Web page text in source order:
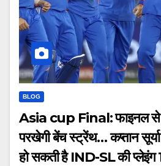
BLOG
Asia cup Final: फाइनल से
परखेगी बेंच स्ट्रेंथ… कप्तान
हो सकती है IND-SL की